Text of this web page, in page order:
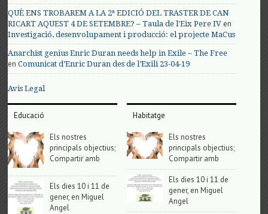
QUÈ ENS TROBAREM A LA 2ª EDICIÓ DEL TRASTER DE CAN
RICART AQUEST 4 DE SETEMBRE? – Taula de l'Eix Pere IV en
Investigació, desenvolupament i producció: el projecte MaCus
Anarchist genius Enric Duran needs help in Exile – The Free
enComunicat d’Enric Duran des de l’Exili 23-04-19
Avis Legal
Educació
Els nostres
principals objectius;
Compartir amb
Els dies 10 i 11 de
gener, en Miguel
Angel
Habitatge
Els nostres
principals objectius;
Compartir amb
Els dies 10 i 11 de
gener, en Miguel
Angel